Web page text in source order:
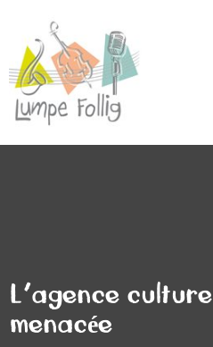
L’agence
menacée